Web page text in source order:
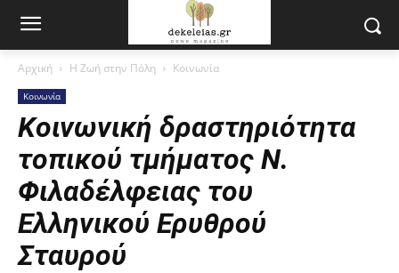
Αρχική Η Ζωή στην Πόλη Κοινωνία
Κοινωνία
Κοινωνική δραστηριότητα
τοπικού τμήματος Ν.
Φιλαδέλφειας του
Ελληνικού Ερυθρού
Σταυρού